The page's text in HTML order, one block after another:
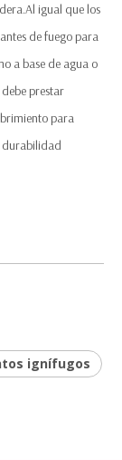
igual que los
de fuego para
a base de agua o
prestar
para
durabilidad
ignífugos